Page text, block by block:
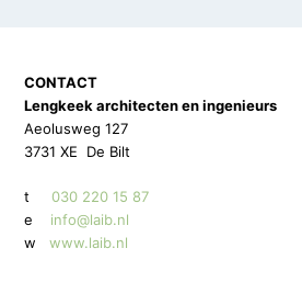
CONTACT
Lengkeek architecten en ingenieurs
Aeolusweg 127
3731 XE De Bilt
t030 220 15 87
e info@laib.nl
w
www.laib.nl